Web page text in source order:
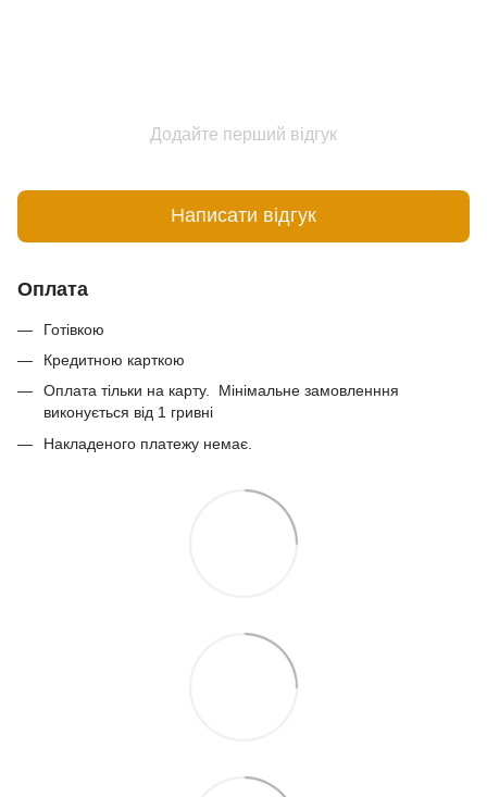
Додайте перший відгук
Написати відгук
Оплата
Готівкою
Кредитною карткою
Оплата тільки на карту. Мінімальне замовленння
виконується від 1 гривні
Накладеного платежу немає.